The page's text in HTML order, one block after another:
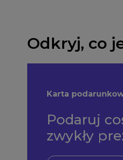
Odkryj, co
Karta
Podaruj
zwykły